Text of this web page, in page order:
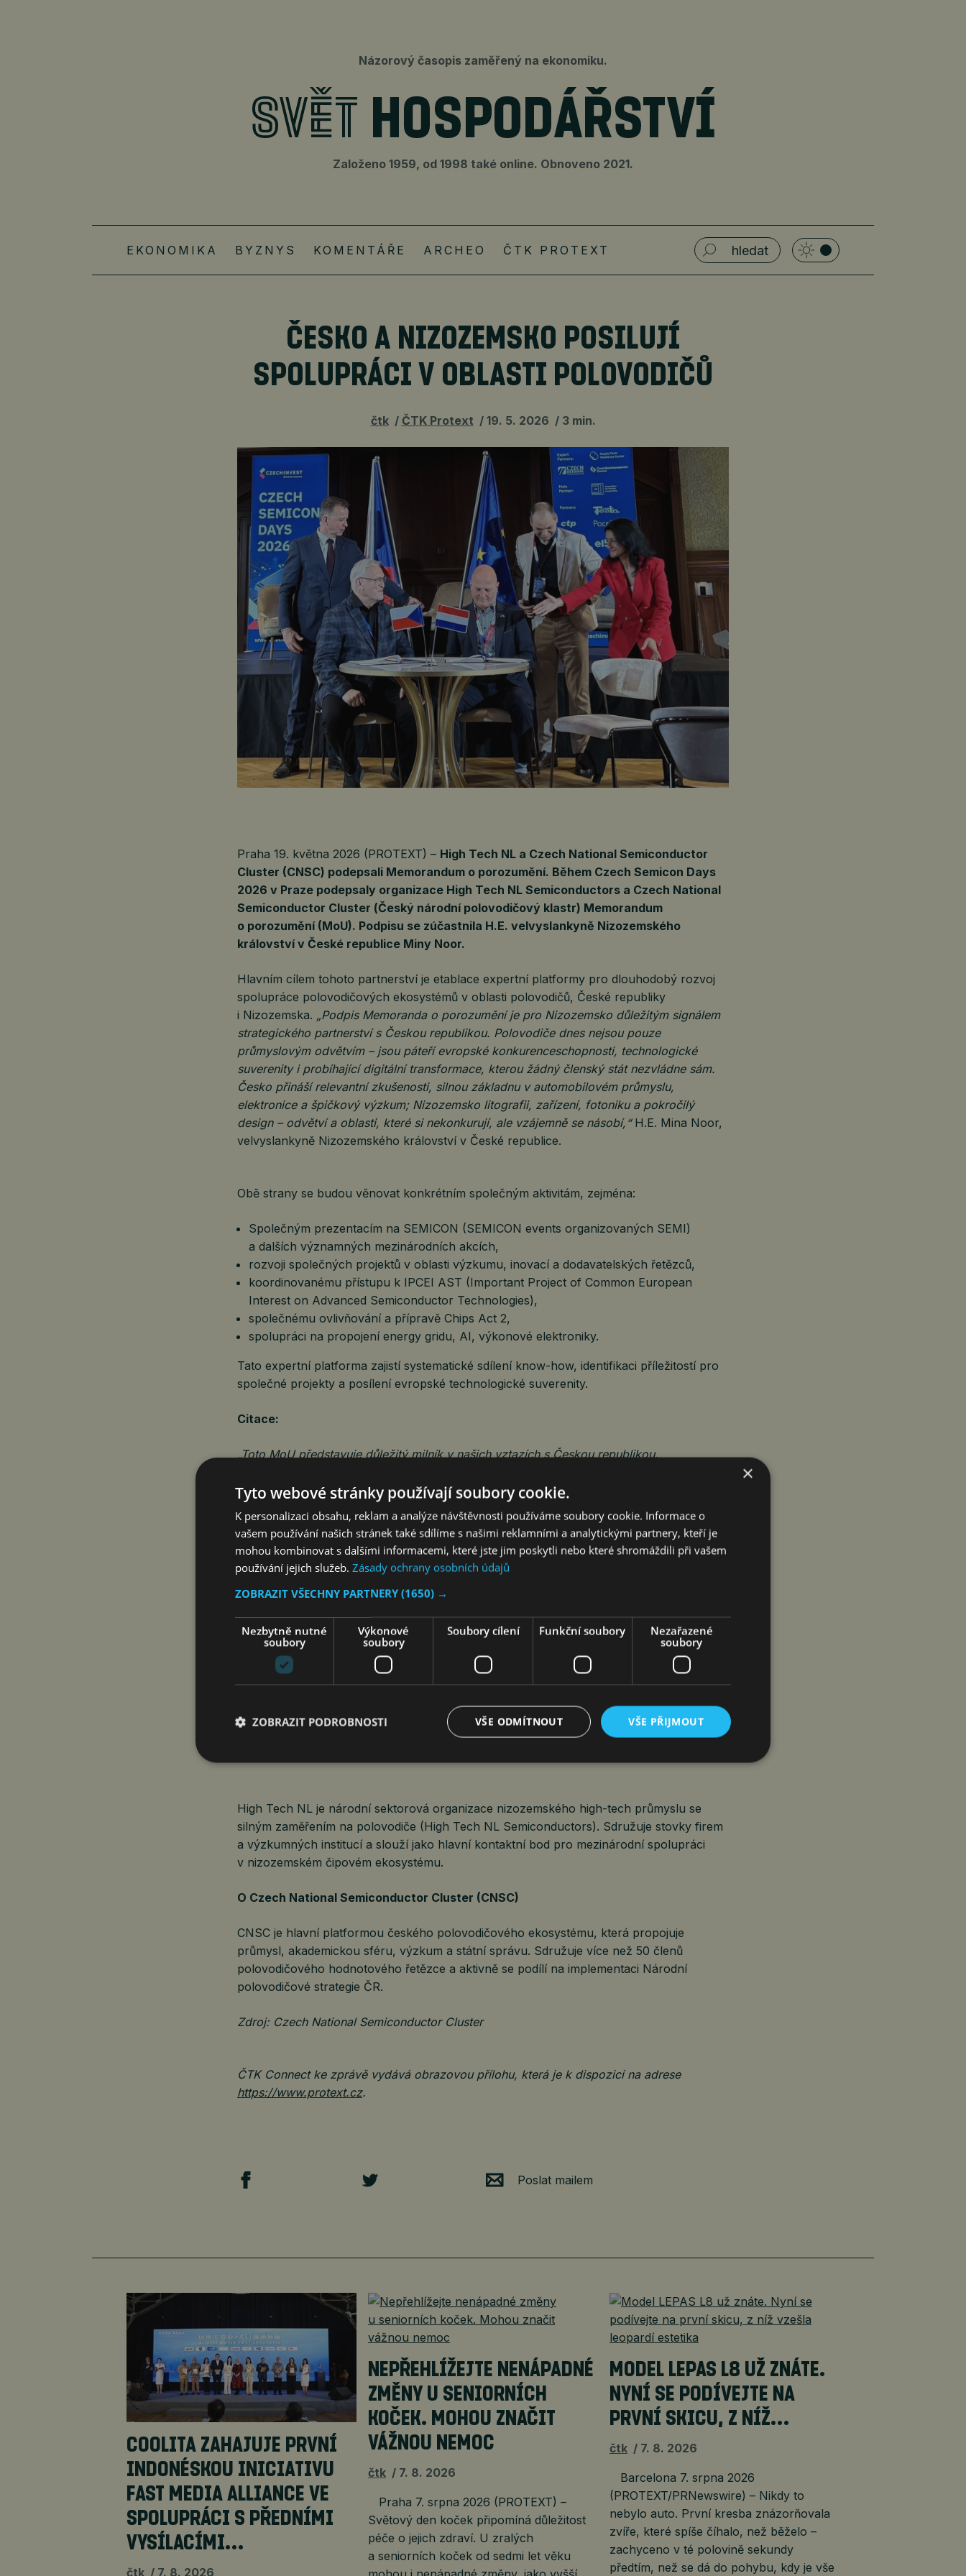
Názorový časopis zaměřený na ekonomiku.
Založeno 1959, od 1998 také online. Obnoveno 2021.
EKONOMIKA BYZNYS KOMENTÁŘE ARCHEO ČTK PROTEXT
ČESKO A NIZOZEMSKO POSILUJÍ
SPOLUPRÁCI V OBLASTI POLOVODIČŮ
čtk ČTK Protext 19. 5. 2026 3 min.
Praha 19. května 2026 (PROTEXT) – High Tech NL a Czech National Semiconductor
Cluster (CNSC) podepsali Memorandum o porozumění. Během Czech Semicon Days
2026 v Praze podepsaly organizace High Tech NL Semiconductors a Czech National
Semiconductor Cluster (Český národní polovodičový klastr) Memorandum
o porozumění (MoU). Podpisu se zúčastnila H.E. velvyslankyně Nizozemského
království v České republice Miny Noor.
Hlavním cílem tohoto partnerství je etablace expertní platformy pro dlouhodobý rozvoj
spolupráce polovodičových ekosystémů v oblasti polovodičů, České republiky
i Nizozemska. „Podpis Memoranda o porozumění je pro Nizozemsko důležitým signálem
strategického partnerství s Českou republikou. Polovodiče dnes nejsou pouze
průmyslovým odvětvím – jsou páteří evropské konkurenceschopnosti, technologické
suverenity i probíhající digitální transformace, kterou žádný členský stát nezvládne sám.
Česko přináší relevantní zkušenosti, silnou základnu v automobilovém průmyslu,
elektronice a špičkový výzkum; Nizozemsko litografii, zařízení, fotoniku a pokročilý
design – odvětví a oblasti, které si nekonkurují, ale vzájemně se násobí,“ H.E. Mina Noor,
velvyslankyně Nizozemského království v České republice.
Obě strany se budou věnovat konkrétním společným aktivitám, zejména:
Společným prezentacím na SEMICON (SEMICON events organizovaných SEMI)
a dalších významných mezinárodních akcích,
rozvoji společných projektů v oblasti výzkumu, inovací a dodavatelských řetězců,
koordinovanému přístupu k IPCEI AST (Important Project of Common European
Interest on Advanced Semiconductor Technologies),
společnému ovlivňování a přípravě Chips Act 2,
spolupráci na propojení energy gridu, AI, výkonové elektroniky.
Tato expertní platforma zajistí systematické sdílení know-how, identifikaci příležitostí pro
společné projekty a posílení evropské technologické suverenity.
Citace:
„Toto MoU představuje důležitý milník v našich vztazích s Českou republikou.
nabízí vynikající průmyslové zázemí, talent a strategickou polohu. Společná expertní
platforma přispěje k větší odolnosti a inovacím evropského polovodičového průmyslu –
včetně společných prezentací na SEMICON, rozvoje společných projektů, koordinace
v IPCEI AST a přípravy Chips Act 2.“
Pieter Jan Hendrix, Cluster Manager Semiconductors, High Tech NL
„Podpis MoU s High Tech NL je klíčovým krokem v mezinárodní semiconductor
diplomacii pro CNSC. Otevře dveře k etablaci expertní platformy s podporou obou zemí,
konkrétním projektům, společným prezentacím na SEMICON a posílení českého postavení
v klíčových EU aktivitách včetně IPCEI AST a Chips Act 2.“
Stanislav Černý, President, Czech National Semiconductor Cluster
High Tech NL je národní sektorová organizace nizozemského high-tech průmyslu se
silným zaměřením na polovodiče (High Tech NL Semiconductors). Sdružuje stovky firem
a výzkumných institucí a slouží jako hlavní kontaktní bod pro mezinárodní spolupráci
v nizozemském čipovém ekosystému.
O Czech National Semiconductor Cluster (CNSC)
CNSC je hlavní platformou českého polovodičového ekosystému, která propojuje
průmysl, akademickou sféru, výzkum a státní správu. Sdružuje více než 50 členů
polovodičového hodnotového řetězce a aktivně se podílí na implementaci Národní
polovodičové strategie ČR.
Zdroj: Czech National Semiconductor Cluster
ČTK Connect ke zprávě vydává obrazovou přílohu, která je k dispozici na adrese
https://www.protext.cz.
Poslat mailem
COOLITA ZAHAJUJE PRVNÍ
INDONÉSKOU INICIATIVU
FAST MEDIA ALLIANCE VE
SPOLUPRÁCI S PŘEDNÍMI
VYSÍLACÍMI…
čtk 7. 8. 2026
NEPŘEHLÍŽEJTE NENÁPADNÉ
ZMĚNY U SENIORNÍCH
KOČEK. MOHOU ZNAČIT
VÁŽNOU NEMOC
čtk 7. 8. 2026
Praha 7. srpna 2026 (PROTEXT) –
Světový den koček připomíná důležitost
péče o jejich zdraví. U zralých
a seniorních koček od sedmi let věku
MODEL LEPAS L8 UŽ ZNÁTE.
NYNÍ SE PODÍVEJTE NA
PRVNÍ SKICU, Z NÍŽ…
čtk 7. 8. 2026
Barcelona 7. srpna 2026
(PROTEXT/PRNewswire) – Nikdy to
nebylo auto. První kresba znázorňovala
zvíře, které spíše číhalo, než běželo –
zachyceno v té polovině sekundy
předtím, než se dá do pohybu, kdy je vše
×
Tyto webové stránky používají soubory cookie.
K personalizaci obsahu, reklam a analýze návštěvnosti používáme soubory cookie. Informace o
vašem používání našich stránek také sdílíme s našimi reklamními a analytickými partnery, kteří je
mohou kombinovat s dalšími informacemi, které jste jim poskytli nebo které shromáždili při vašem
používání jejich služeb. Zásady ochrany osobních údajů
ZOBRAZIT VŠECHNY PARTNERY (1650) →
Nezbytně nutné
soubory
Výkonové
soubory
Soubory cílení Funkční soubory
Nezařazené
soubory
VŠE PŘIJMOUT
VŠE ODMÍTNOUT
ZOBRAZIT PODROBNOSTI